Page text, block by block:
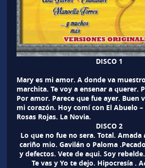
DISCO 1
Mary es mi amor. A donde va
marchita. Te voy a ensenar a querer.
Por amor. Parece que fue ayer. Buen
mi corazón. Hoy comí con El Abuelo
Rosas Rojas. La Novia.
DISCO 2
Lo que no fue no sera. Total.
cariño mio. Gavilán o Paloma
y defectos. Vete de aqui. Soy
Te vas y Yo te dejo. Hipocresía .